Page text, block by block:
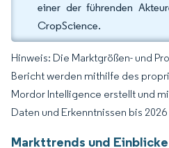
einer der führenden
CropScience.
Hinweis: Die Marktgrößen- und
Bericht werden mithilfe des
Mordor Intelligence erstellt und
Daten und Erkenntnissen bis
Markttrends und Einblicke